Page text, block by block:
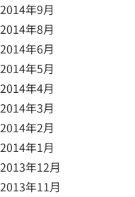
2014年9月
2014年8月
2014年6月
2014年5月
2014年4月
2014年3月
2014年2月
2014年1月
2013年12月
2013年11月